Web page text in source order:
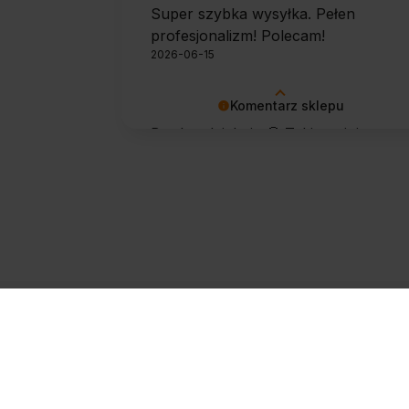
Komentarz sklepu
Bardzo dziękuję 🙂 Takie opinie
Super szybka wysyłka. Pełen
profesjonalizm! Polecam!
2026-06-15